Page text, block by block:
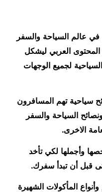
عالم السياحة والسفر
المحتوى العربي ليشكل
السياحية لجميع الوجهات
سياحية تهم المسافرون
السياحة والسفر
الاخرى.
وأجملها لكي تأخد
قبل أن تبدأ سفرك.
المأكولات الشهيرة